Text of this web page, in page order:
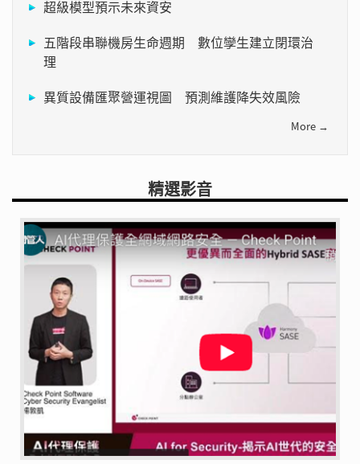
超級模型預示未來資安
五階段串聯機房生命週期 數位孿生建立閉環治
理
異質設備匯聚營運視圖 預測維護降失效風險
More →
精選影音